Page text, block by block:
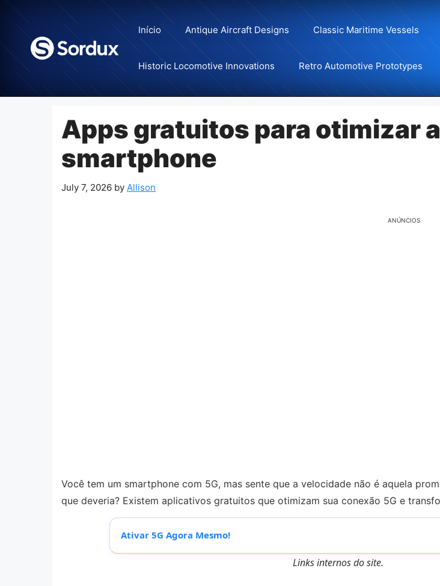
content
Início Antique Aircraft Designs Classic Maritime Vessels
Historic Locomotive Innovations Retro Automotive Prototypes
Apps gratuitos para otimizar
smartphone
July 7, 2026 by Allison
ANÚNCIOS
Você tem um smartphone com 5G, mas sente que a velocidade não é aquela
que deveria? Existem aplicativos gratuitos que otimizam sua conexão 5G e
Ativar 5G Agora Mesmo!
Links internos do site.